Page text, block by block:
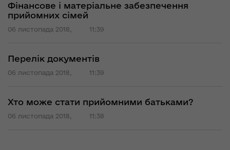
Фінансове і матеріальне забезпечення
прийомних сімей
06 листопада 2018, 11:39
Перелік документів
06 листопада 2018, 11:39
Хто може стати прийомними батьками?
06 листопада 2018, 11:38